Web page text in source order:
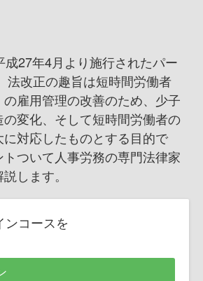
27年4月より施行されたパー
法改正の趣旨は短時間労働者
の雇用管理の改善のため、少子
変化、そして短時間労働者の
対応したものとする目的で
ついて人事労務の専門法律家
します。
ンコースを